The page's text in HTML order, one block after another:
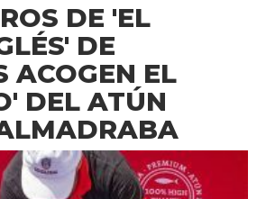
DE 'EL
DE
ACOGEN EL
DEL ATÚN